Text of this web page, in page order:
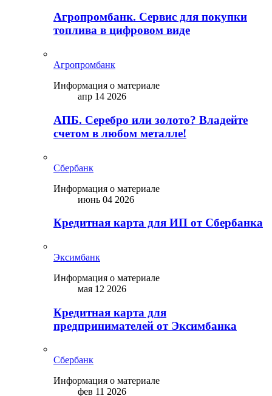
Агропромбанк. Сервис для покупки
топлива в цифровом виде
Агропромбанк
Информация о материале
апр 14 2026
АПБ. Серебро или золото? Владейте
счетом в любом металле!
Сбербанк
Информация о материале
июнь 04 2026
Кредитная карта для ИП от Сбербанка
Эксимбанк
Информация о материале
мая 12 2026
Кредитная карта для
предпринимателей от Эксимбанка
Сбербанк
Информация о материале
фев 11 2026